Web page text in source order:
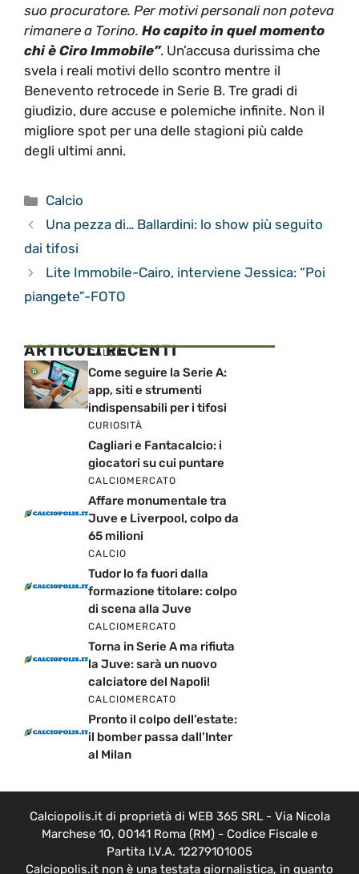
suo procuratore. Per motivi personali non poteva
rimanere a Torino. Ho capito in quel momento
chi è Ciro Immobile”. Un’accusa durissima che
svela i reali motivi dello scontro mentre il
Benevento retrocede in Serie B. Tre gradi di
giudizio, dure accuse e polemiche infinite. Non il
migliore spot per una delle stagioni più calde
degli ultimi anni.
Categorie
Calcio
Una pezza di… Ballardini: lo show più seguito
dai tifosi
Lite Immobile-Cairo, interviene Jessica: “Poi
piangete”-FOTO
ARTICOLI RECENTI
CALCIO
Come seguire la Serie A:
app, siti e strumenti
indispensabili per i tifosi
CURIOSITÀ
Cagliari e Fantacalcio: i
giocatori su cui puntare
CALCIOMERCATO
Affare monumentale tra
Juve e Liverpool, colpo da
65 milioni
CALCIO
Tudor lo fa fuori dalla
formazione titolare: colpo
di scena alla Juve
CALCIOMERCATO
Torna in Serie A ma rifiuta
la Juve: sarà un nuovo
calciatore del Napoli!
CALCIOMERCATO
Pronto il colpo dell’estate:
il bomber passa dall’Inter
al Milan
Calciopolis.it di proprietà di WEB 365 SRL - Via Nicola
Marchese 10, 00141 Roma (RM) - Codice Fiscale e
Partita I.V.A. 12279101005
Calciopolis.it non è una testata giornalistica, in quanto